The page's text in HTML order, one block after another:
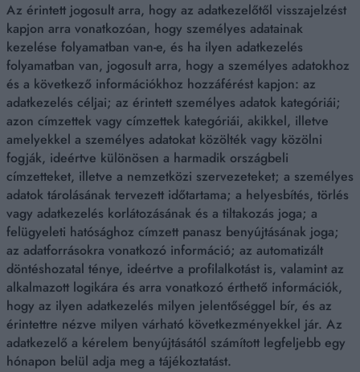
Az érintett jogosult arra, hogy az adatkezelőtől visszajelzést
kapjon arra vonatkozóan, hogy személyes adatainak
kezelése folyamatban van-e, és ha ilyen adatkezelés
folyamatban van, jogosult arra, hogy a személyes adatokhoz
és a következő információkhoz hozzáférést kapjon: az
adatkezelés céljai; az érintett személyes adatok kategóriái;
azon címzettek vagy címzettek kategóriái, akikkel, illetve
amelyekkel a személyes adatokat közölték vagy közölni
fogják, ideértve különösen a harmadik országbeli
címzetteket, illetve a nemzetközi szervezeteket; a személyes
adatok tárolásának tervezett időtartama; a helyesbítés, törlés
vagy adatkezelés korlátozásának és a tiltakozás joga; a
felügyeleti hatósághoz címzett panasz benyújtásának joga;
az adatforrásokra vonatkozó információ; az automatizált
döntéshozatal ténye, ideértve a profilalkotást is, valamint az
alkalmazott logikára és arra vonatkozó érthető információk,
hogy az ilyen adatkezelés milyen jelentőséggel bír, és az
érintettre nézve milyen várható következményekkel jár. Az
adatkezelő a kérelem benyújtásától számított legfeljebb egy
hónapon belül adja meg a tájékoztatást.